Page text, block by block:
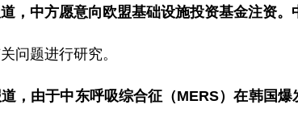
，中方愿意向欧盟基础设施投资基金注资。
题进行研究。
，由于中东呼吸综合征（MERS）在韩国